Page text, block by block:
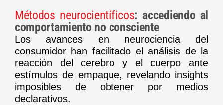
Métodos neurocientíficos: accediendo al
comportamiento no consciente
Los avances en neurociencia del
consumidor han facilitado el análisis de la
reacción del cerebro y el cuerpo ante
estímulos de empaque, revelando insights
imposibles de obtener por medios
declarativos.